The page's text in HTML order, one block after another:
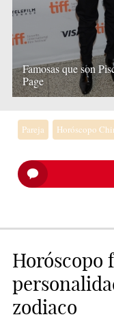
Famosas que son
Page
Pareja Horóscopo
Horóscopo
zodiaco